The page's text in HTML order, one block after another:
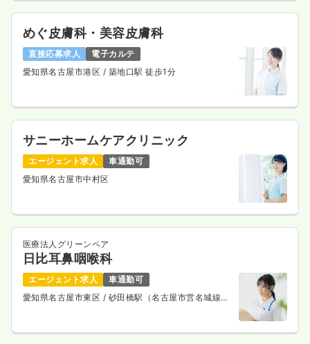
めぐ皮膚科・美容皮膚科
直接応募求人
電子カルテ
愛知県名古屋市港区 / 築地口駅 徒歩1分
サニーホームケアクリニック
エージェント求人
車通勤可
愛知県名古屋市中村区
医療法人グリーンベア
日比耳鼻咽喉科
エージェント求人
車通勤可
愛知県名古屋市東区 / 砂田橋駅（名古屋市営名城線）